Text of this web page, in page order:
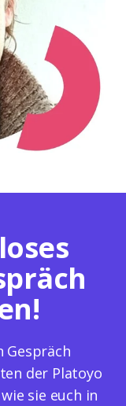
Gespräch
der Platoyo
sie euch in